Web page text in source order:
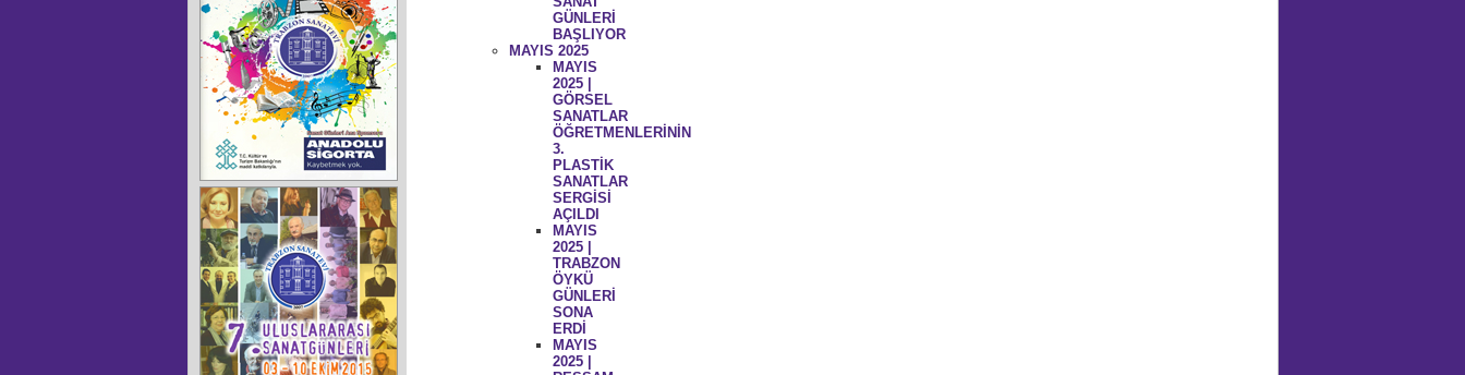
GÜNLERİ
BAŞLIYOR
MAYIS 2025
MAYIS
2025 |
GÖRSEL
SANATLAR
ÖĞRETMENLERİNİN
3.
PLASTİK
SANATLAR
SERGİSİ
AÇILDI
MAYIS
2025 |
TRABZON
ÖYKÜ
GÜNLERİ
SONA
ERDİ
MAYIS
2025 |